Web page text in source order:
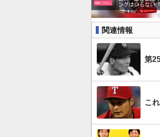
関連情報
第
こ